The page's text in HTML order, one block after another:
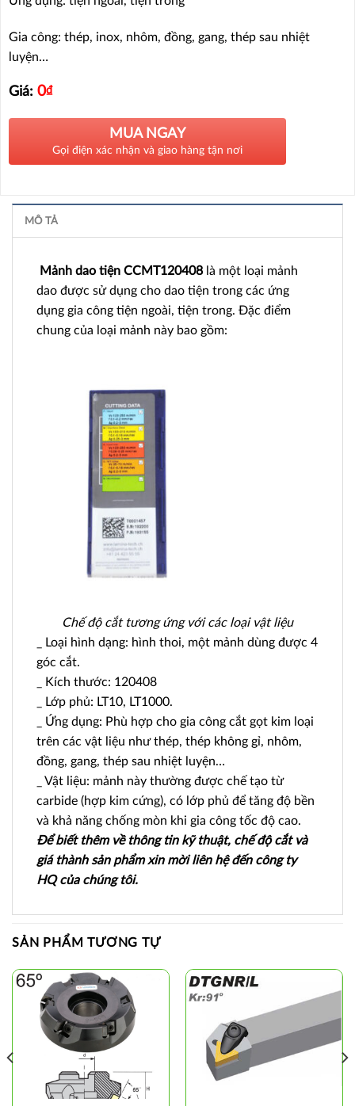
Gia công: thép, inox, nhôm, đồng, gang, thép sau nhiệt
luyện…
Giá: 0₫
MUA NGAY
Gọi điện xác nhận và giao hàng tận nơi
MÔ TẢ
Mảnh dao tiện CCMT120408 là một loại mảnh
dao được sử dụng cho dao tiện trong các ứng
dụng gia công tiện ngoài, tiện trong. Đặc điểm
chung của loại mảnh này bao gồm:
Chế độ cắt tương ứng với các loại vật liệu
_ Loại hình dạng: hình thoi, một mảnh dùng được 4
góc cắt.
_ Kích thước: 120408
_ Lớp phủ: LT10, LT1000.
_ Ứng dụng: Phù hợp cho gia công cắt gọt kim loại
trên các vật liệu như thép, thép không gỉ, nhôm,
đồng, gang, thép sau nhiệt luyện…
_ Vật liệu: mảnh này thường được chế tạo từ
carbide (hợp kim cứng), có lớp phủ để tăng độ bền
và khả năng chống mòn khi gia công tốc độ cao.
Để biết thêm về thông tin kỹ thuật, chế độ cắt và
giá thành sản phẩm xin mời liên hệ đến công ty
HQ của chúng tôi.
SẢN PHẨM TƯƠNG TỰ